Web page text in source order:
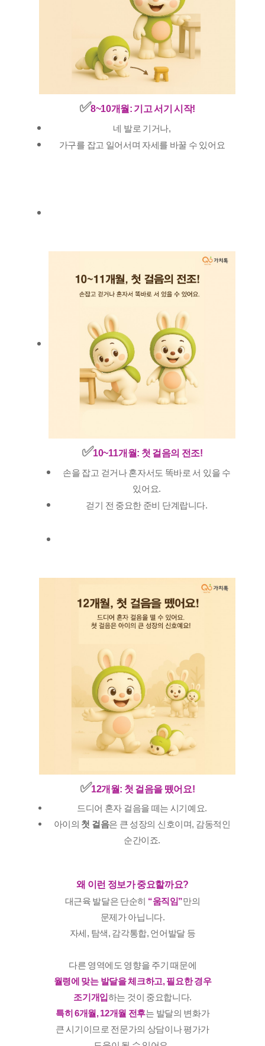
✅️8~10개월: 기고 서기 시작!
네 발로 기거나,
가구를 잡고 일어서며 자세를 바꿀 수 있어요
✅️10~11개월: 첫 걸음의 전조!
손을 잡고 걷거나 혼자서도 똑바로 서 있을 수
있어요.
걷기 전 중요한 준비 단계랍니다.
✅️12개월: 첫 걸음을 뗐어요!
드디어 혼자 걸음을 떼는 시기예요.
아이의 첫 걸음은 큰 성장의 신호이며, 감동적인
순간이죠.
왜 이런 정보가 중요할까요?
대근육 발달은 단순히 “움직임”만의
문제가 아닙니다.
자세, 탐색, 감각통합, 언어발달 등
다른 영역에도 영향을 주기 때문에
월령에 맞는 발달을 체크하고, 필요한 경우
조기개입하는 것이 중요합니다.
특히 6개월, 12개월 전후는 발달의 변화가
큰 시기이므로 전문가의 상담이나 평가가